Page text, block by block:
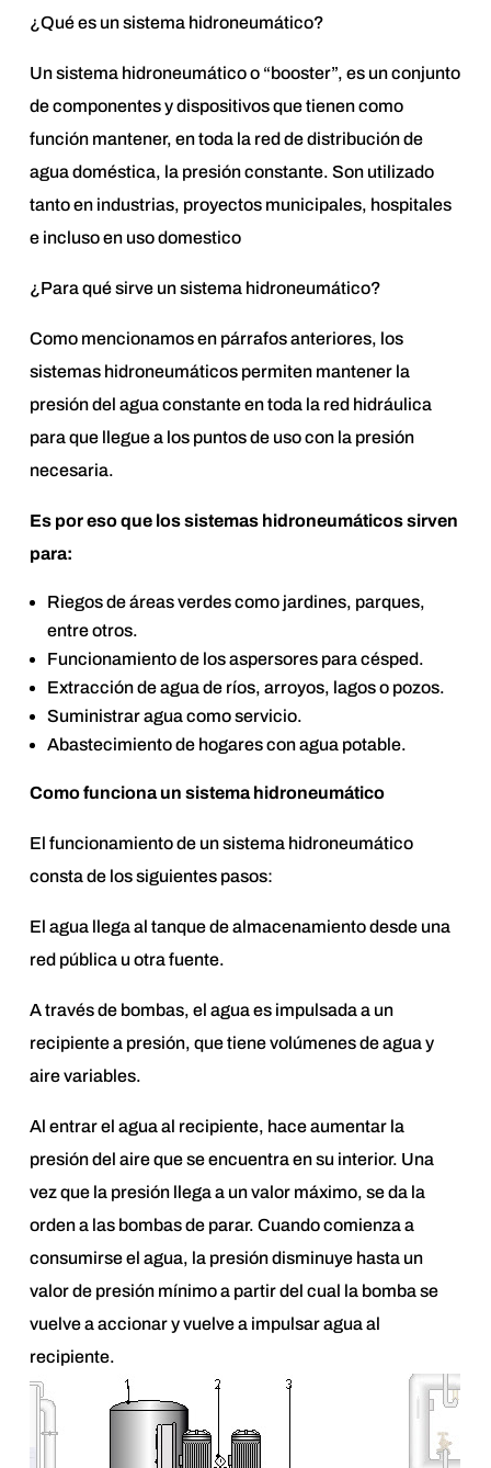
¿Qué es un sistema hidroneumático?
Un sistema hidroneumático o “booster”, es un conjunto
de componentes y dispositivos que tienen como
función mantener, en toda la red de distribución de
agua doméstica, la presión constante. Son utilizado
tanto en industrias, proyectos municipales, hospitales
e incluso en uso domestico
¿Para qué sirve un sistema hidroneumático?
Como mencionamos en párrafos anteriores, los
sistemas hidroneumáticos permiten mantener la
presión del agua constante en toda la red hidráulica
para que llegue a los puntos de uso con la presión
necesaria.
Es por eso que los sistemas hidroneumáticos sirven
para:
Riegos de áreas verdes como jardines, parques,
entre otros.
Funcionamiento de los aspersores para césped.
Extracción de agua de ríos, arroyos, lagos o pozos.
Suministrar agua como servicio.
Abastecimiento de hogares con agua potable.
Como funciona un sistema hidroneumático
El funcionamiento de un sistema hidroneumático
consta de los siguientes pasos:
El agua llega al tanque de almacenamiento desde una
red pública u otra fuente.
A través de bombas, el agua es impulsada a un
recipiente a presión, que tiene volúmenes de agua y
aire variables.
Al entrar el agua al recipiente, hace aumentar la
presión del aire que se encuentra en su interior. Una
vez que la presión llega a un valor máximo, se da la
orden a las bombas de parar. Cuando comienza a
consumirse el agua, la presión disminuye hasta un
valor de presión mínimo a partir del cual la bomba se
vuelve a accionar y vuelve a impulsar agua al
recipiente.